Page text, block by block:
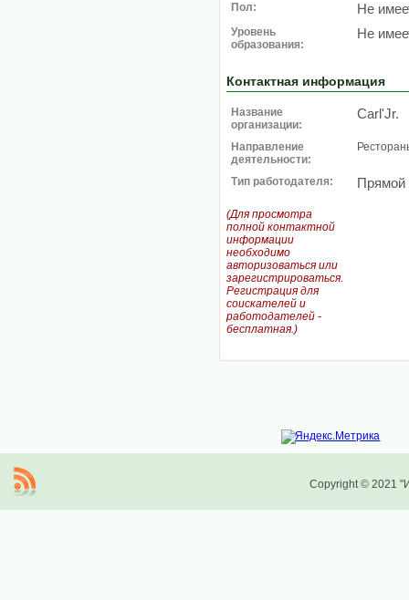
Пол: Не
Уровень
образования:
Не
Контактная информация
Название
организации:
Carl'Jr.
Направление
деятельности:
Тип работодателя: Прямой
(Для просмотра
полной контактной
информации
необходимо
авторизоваться или
зарегистрироваться.
Регистрация для
соискателей и
работодателей -
бесплатная.)
Copyright © 2021